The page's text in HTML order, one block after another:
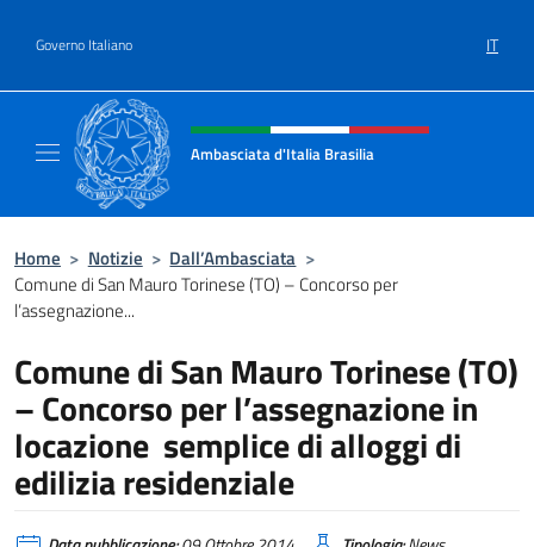
Governo Italiano IT
Intestazione sito, social e menù
Ambasciata d'Italia Brasilia
Home > Notizie > Dall’Ambasciata >
Comune di San Mauro Torinese (TO) – Concorso per
l’assegnazione...
Comune di San Mauro Torinese (TO)
– Concorso per l’assegnazione in
locazione semplice di alloggi di
edilizia residenziale